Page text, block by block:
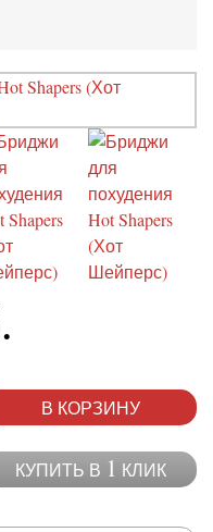
В КОРЗИНУ
КУПИТЬ В 1 КЛИК